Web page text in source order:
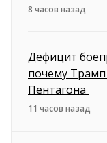
8 часов назад
Дефицит
почему
Пентагона
11 часов назад